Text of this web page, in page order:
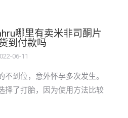
哪里有卖米非司酮片
到付款吗
06-11
到位，意外怀孕多次发生。
择了打胎，因为使用方法比较